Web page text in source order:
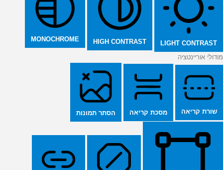
LIGHT CONTRAST
HIGH CONTRAST
MONOCHROME
מודולי אוריינטציה
שורת קריאה מסכת קריאה הסתר תמונות